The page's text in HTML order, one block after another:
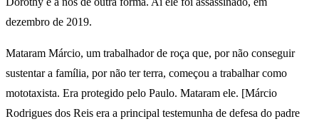
dezembro de 2019.
Mataram Márcio, um trabalhador de roça que, por não conseguir
sustentar a família, por não ter terra, começou a trabalhar como
mototaxista. Era protegido pelo Paulo. Mataram ele. [Márcio
Rodrigues dos Reis era a principal testemunha de defesa do padre